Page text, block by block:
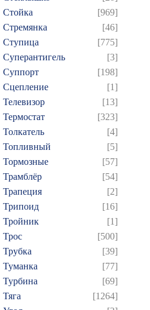
Стойка
[969]
Стремянка
[46]
Ступица
[775]
Суперантигель
[3]
Суппорт
[198]
Сцепление
[1]
Телевизор
[13]
Термостат
[323]
Толкатель
[4]
Топливный
[5]
Тормозные
[57]
Трамблёр
[54]
Трапеция
[2]
Трипоид
[16]
Тройник
[1]
Трос
[500]
Трубка
[39]
Туманка
[77]
Турбина
[69]
Тяга
[1264]